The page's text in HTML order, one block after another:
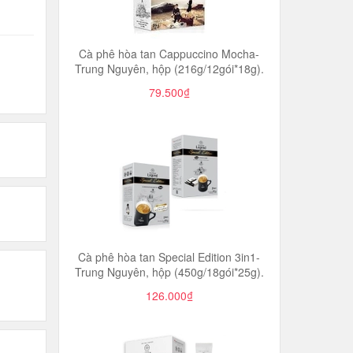
Cà phê hòa tan Cappuccino Mocha-
Trung Nguyên, hộp (216g/12gói*18g).
79.500₫
Cà phê hòa tan Special Edition 3in1-
Trung Nguyên, hộp (450g/18gói*25g).
126.000₫